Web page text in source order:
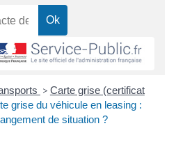
> Carte grise (certificat
grise du véhicule en leasing :
de situation ?